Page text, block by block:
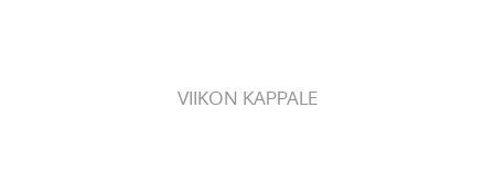
VIIKON KAPPALE